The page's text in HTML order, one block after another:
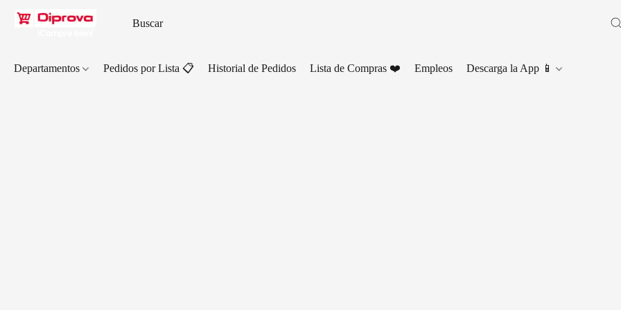
Departamentos Pedidos por Lista 📋 Historial de Pedidos Lista de Compras ❤️ Empleos Descarga la App 📱